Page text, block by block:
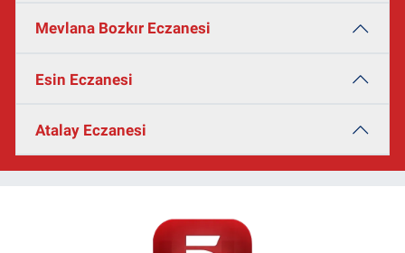
Mevlana Bozkır Eczanesi
Esin Eczanesi
Atalay Eczanesi